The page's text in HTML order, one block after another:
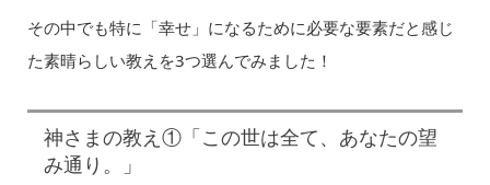
その中でも特に「幸せ」になるために必要な要素だと感じ
た素晴らしい教えを3つ選んでみました！
神さまの教え①「この世は全て、あなたの望
み通り。」